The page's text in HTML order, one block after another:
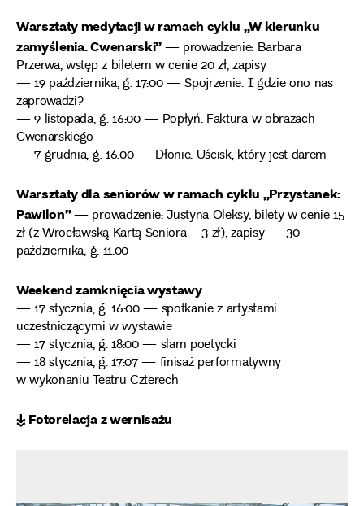
Warsztaty medytacji w ramach cyklu „W kierunku
zamyślenia. Cwenarski”— prowadzenie: Barbara
Przerwa, wstęp z biletem w cenie 20 zł, zapisy
— 19 października, g. 17:00 — Spojrzenie. I gdzie ono nas
zaprowadzi?
— 9 listopada, g. 16:00 — Popłyń. Faktura w obrazach
Cwenarskiego
— 7 grudnia, g. 16:00 — Dłonie. Uścisk, który jest darem
Warsztaty dla seniorów w ramach cyklu „Przystanek:
Pawilon”— prowadzenie: Justyna Oleksy, bilety w cenie 15
zł (z Wrocławską Kartą Seniora – 3 zł), zapisy — 30
października, g. 11:00
Weekend zamknięcia wystawy
— 17 stycznia, g. 16:00 — spotkanie z artystami
uczestniczącymi w wystawie
— 17 stycznia, g. 18:00 — slam poetycki
— 18 stycznia, g. 17:07 — finisaż performatywny
w wykonaniu Teatru Czterech
↡ Fotorelacja z wernisażu